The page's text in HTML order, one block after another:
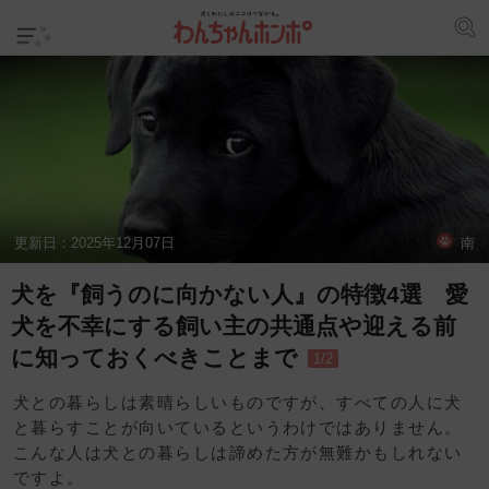
更新日： 2025年12月07日 南
犬を『飼うのに向かない人』の特徴4選 愛
犬を不幸にする飼い主の共通点や迎える前
に知っておくべきことまで
1/2
犬との暮らしは素晴らしいものですが、すべての人に犬
と暮らすことが向いているというわけではありません。
こんな人は犬との暮らしは諦めた方が無難かもしれない
ですよ。